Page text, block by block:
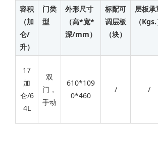
容积
（加
仑/
升）
门类
型
外形尺寸
（高*宽*
深/mm）
标配可
调层板
（块）
层板承
（Kgs.
17
加
仑/6
4L
双
门，
手动
610*109
0*460
/ /